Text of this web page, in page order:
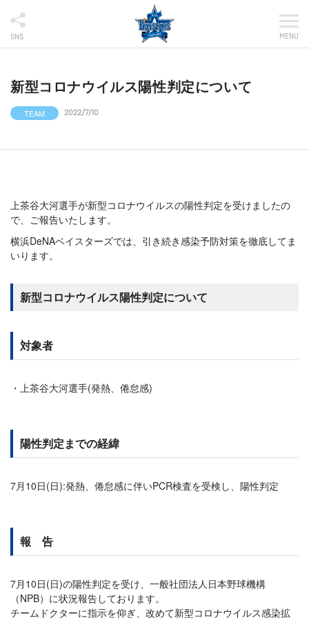
SNS MENU
新型コロナウイルス陽性判定について
TEAM 2022/7/10
上茶谷大河選手が新型コロナウイルスの陽性判定を受けましたの
で、ご報告いたします。
横浜DeNAベイスターズでは、引き続き感染予防対策を徹底してま
いります。
新型コロナウイルス陽性判定について
対象者
上茶谷大河選手(発熱、倦怠感)
陽性判定までの経緯
7月10日(日):発熱、倦怠感に伴いPCR検査を受検し、陽性判定
報 告
7月10日(日)の陽性判定を受け、一般社団法人日本野球機構
（NPB）に状況報告しております。
チームドクターに指示を仰ぎ、改めて新型コロナウイルス感染拡